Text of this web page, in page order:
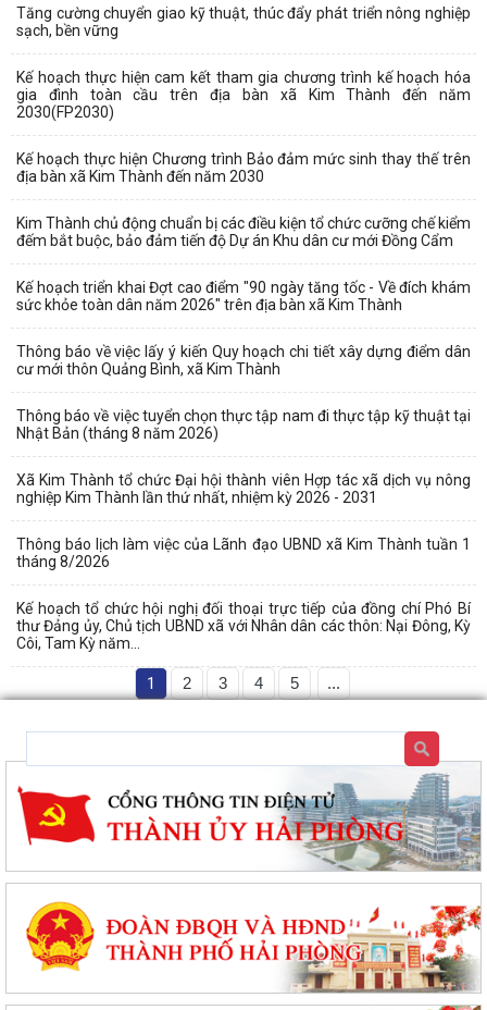
Tăng cường chuyển giao kỹ thuật, thúc đẩy phát triển nông nghiệp
sạch, bền vững
Kế hoạch thực hiện cam kết tham gia chương trình kế hoạch hóa
gia đình toàn cầu trên địa bàn xã Kim Thành đến năm
2030(FP2030)
Kế hoạch thực hiện Chương trình Bảo đảm mức sinh thay thế trên
địa bàn xã Kim Thành đến năm 2030
Kim Thành chủ động chuẩn bị các điều kiện tổ chức cưỡng chế kiểm
đếm bắt buộc, bảo đảm tiến độ Dự án Khu dân cư mới Đồng Cẩm
Kế hoạch triển khai Đợt cao điểm "90 ngày tăng tốc - Về đích khám
sức khỏe toàn dân năm 2026" trên địa bàn xã Kim Thành
Thông báo về việc lấy ý kiến Quy hoạch chi tiết xây dựng điểm dân
cư mới thôn Quảng Bình, xã Kim Thành
Thông báo về việc tuyển chọn thực tập nam đi thực tập kỹ thuật tại
Nhật Bản (tháng 8 năm 2026)
Xã Kim Thành tổ chức Đại hội thành viên Hợp tác xã dịch vụ nông
nghiệp Kim Thành lần thứ nhất, nhiệm kỳ 2026 - 2031
Thông báo lịch làm việc của Lãnh đạo UBND xã Kim Thành tuần 1
tháng 8/2026
Kế hoạch tổ chức hội nghị đối thoại trực tiếp của đồng chí Phó Bí
thư Đảng ủy, Chủ tịch UBND xã với Nhân dân các thôn: Nại Đông, Kỳ
Côi, Tam Kỳ năm...
1 2 3 4 5 ...